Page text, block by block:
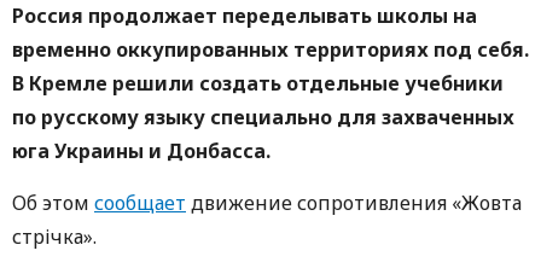
Россия продолжает переделывать школы на
временно оккупированных территориях под себя.
В Кремле решили создать отдельные учебники
по русскому языку специально для захваченных
юга Украины и Донбасса.
Об этом сообщает движение сопротивления «Жовта
стрічка».